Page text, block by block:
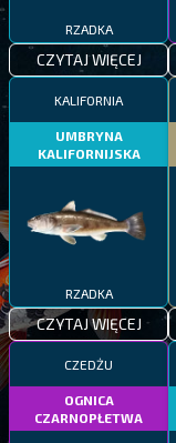
RZADKA
CZYTAJ WIĘCEJ
KALIFORNIA
UMBRYNA
KALIFORNIJSKA
RZADKA
CZYTAJ WIĘCEJ
CZEDŻU
OGNICA
CZARNOPŁETWA